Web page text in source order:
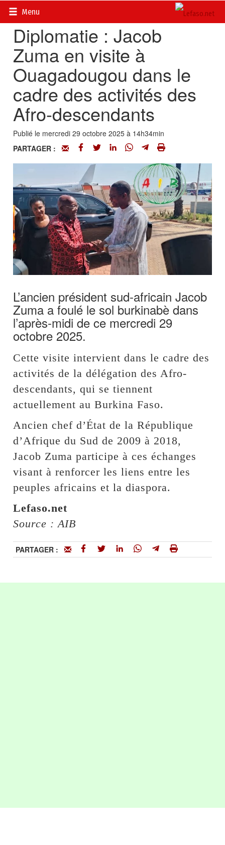
Menu
Accueil>
Diplomatie : Jacob
Zuma en visite à
Ouagadougou dans le
cadre des activités des
Afro-descendants
Publié le mercredi 29 octobre 2025 à 14h34min
PARTAGER :
L’ancien président sud-africain Jacob
Zuma a foulé le sol burkinabè dans
l’après-midi de ce mercredi 29
octobre 2025.
Cette visite intervient dans le cadre des
activités de la délégation des Afro-
descendants, qui se tiennent
actuellement au Burkina Faso.
Ancien chef d’État de la République
d’Afrique du Sud de 2009 à 2018,
Jacob Zuma participe à ces échanges
visant à renforcer les liens entre les
peuples africains et la diaspora.
Lefaso.net
Source : AIB
PARTAGER :